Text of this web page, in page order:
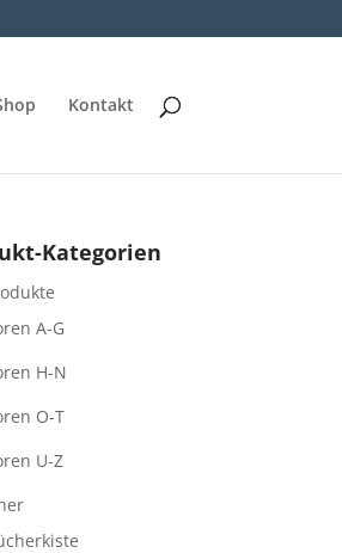
Kontakt
Kategorien
A-G
H-N
O-T
U-Z